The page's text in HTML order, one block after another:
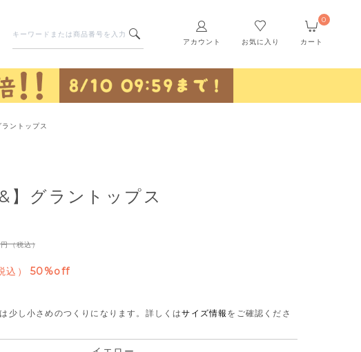
アカウント お気に入り カート
0
ラントップス
】グラントップス
（税込）
込 50%off
し小さめのつくりになります。 詳しくはサイズ情報 をご確認くださ